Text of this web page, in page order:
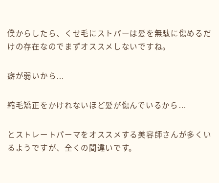
僕からしたら、くせ毛にストパーは髪を無駄に傷めるだ
けの存在なのでまずオススメしないですね。
癖が弱いから…
縮毛矯正をかけれないほど髪が傷んでいるから…
とストレートパーマをオススメする美容師さんが多くい
るようですが、全くの間違いです。